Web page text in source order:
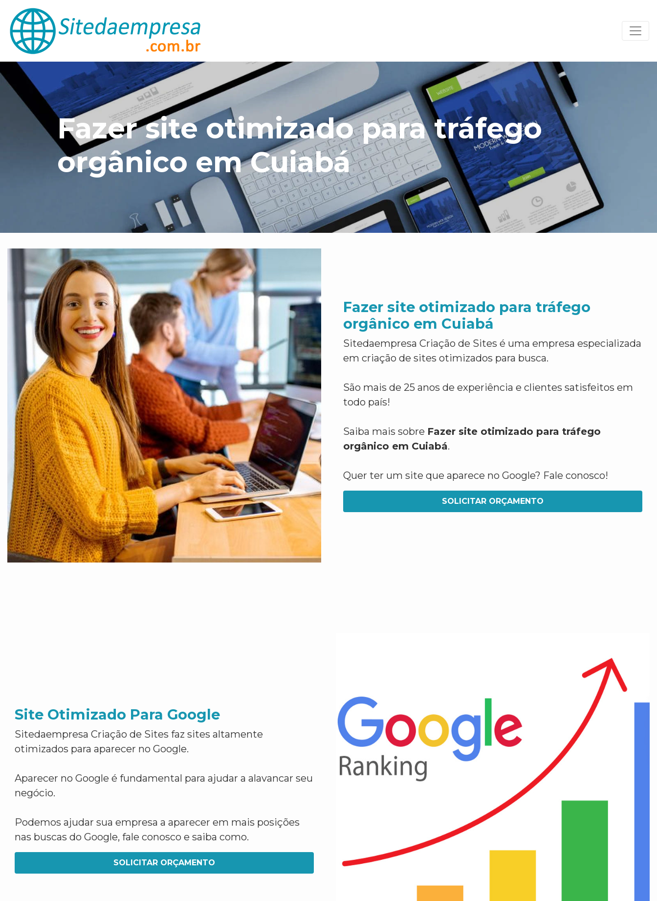
Fazer site otimizado para tráfego
orgânico em Cuiabá
Fazer site otimizado para tráfego
orgânico em Cuiabá
Sitedaempresa Criação de Sites é uma empresa especializada
em criação de sites otimizados para busca.
São mais de 25 anos de experiência e clientes satisfeitos em
todo país!
Saiba mais sobre Fazer site otimizado para tráfego
orgânico em Cuiabá.
Quer ter um site que aparece no Google? Fale conosco!
SOLICITAR ORÇAMENTO
Site Otimizado Para Google
Sitedaempresa Criação de Sites faz sites altamente
otimizados para aparecer no Google.
Aparecer no Google é fundamental para ajudar a alavancar seu
negócio.
Podemos ajudar sua empresa a aparecer em mais posições
nas buscas do Google, fale conosco e saiba como.
SOLICITAR ORÇAMENTO